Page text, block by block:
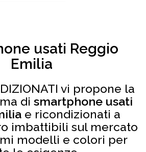
usati Reggio
Emilia
vi propone la
di smartphone usati
e ricondizionati a
imbattibili sul mercato
modelli e colori per